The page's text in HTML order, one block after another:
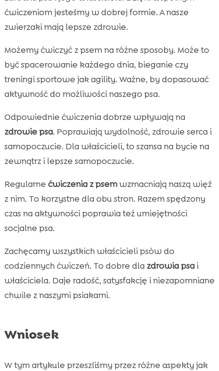
ćwiczeniom jesteśmy w dobrej formie. A nasze
zwierzaki mają lepsze zdrowie.
Możemy ćwiczyć z psem na różne sposoby. Może to
być spacerowanie każdego dnia, bieganie czy
treningi sportowe jak agility. Ważne, by dopasować
aktywność do możliwości naszego psa.
Odpowiednie ćwiczenia dobrze wpływają na
zdrowie psa. Poprawiają wydolność, zdrowie serca i
samopoczucie. Dla właścicieli, to szansa na bycie na
zewnątrz i lepsze samopoczucie.
Regularne ćwiczenia z psemwzmacniają naszą więź
z nim. To korzystne dla obu stron. Razem spędzony
czas na aktywności poprawia też umiejętności
socjalne psa.
Zachęcamy wszystkich właścicieli psów do
codziennych ćwiczeń. To dobre dla zdrowia psai
właściciela. Daje radość, satysfakcję i niezapomniane
chwile z naszymi psiakami.
Wniosek
W tym artykule przeszliśmy przez różne aspekty jak